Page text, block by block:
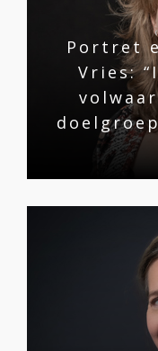
Portret
Vries: